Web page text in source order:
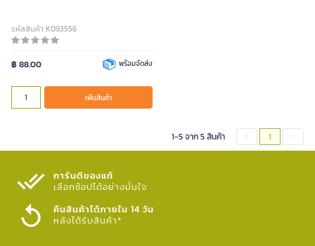
รหัสสินค้า K093556
฿ 88.00 พร้อมจัดส่ง
เพิ่มสินค้า
1-5 จาก 5 สินค้า 1
การันตีของแท้
เลือกช้อปได้อย่างมั่นใจ​
คืนสินค้าได้ภายใน 14 วัน
หลังได้รับสินค้า*